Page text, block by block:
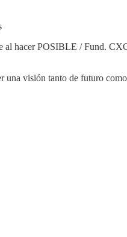
al hacer POSIBLE / Fund.
visión tanto de futuro